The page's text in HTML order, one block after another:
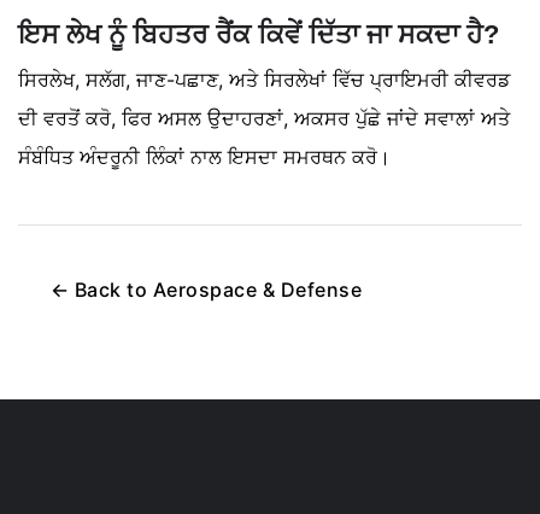
ਇਸ ਲੇਖ ਨੂੰ ਬਿਹਤਰ ਰੈਂਕ ਕਿਵੇਂ ਦਿੱਤਾ ਜਾ ਸਕਦਾ ਹੈ?
ਸਿਰਲੇਖ, ਸਲੱਗ, ਜਾਣ-ਪਛਾਣ, ਅਤੇ ਸਿਰਲੇਖਾਂ ਵਿੱਚ ਪ੍ਰਾਇਮਰੀ ਕੀਵਰਡ
ਦੀ ਵਰਤੋਂ ਕਰੋ, ਫਿਰ ਅਸਲ ਉਦਾਹਰਣਾਂ, ਅਕਸਰ ਪੁੱਛੇ ਜਾਂਦੇ ਸਵਾਲਾਂ ਅਤੇ
ਸੰਬੰਧਿਤ ਅੰਦਰੂਨੀ ਲਿੰਕਾਂ ਨਾਲ ਇਸਦਾ ਸਮਰਥਨ ਕਰੋ।
← Back to Aerospace & Defense